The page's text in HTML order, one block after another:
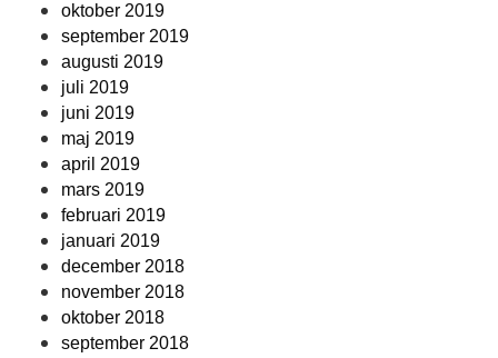
oktober 2019
september 2019
augusti 2019
juli 2019
juni 2019
maj 2019
april 2019
mars 2019
februari 2019
januari 2019
december 2018
november 2018
oktober 2018
september 2018